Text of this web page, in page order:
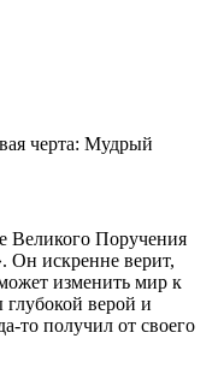
черта: Мудрый
Великого Поручения
Он искренне верит,
изменить мир к
верой и
то получил от своего